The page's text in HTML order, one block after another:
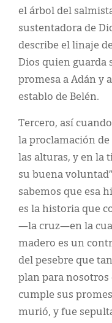
el árbol del
sustentadora de
describe el linaje
Dios quien guarda
promesa a Adán y
establo de Belén.
Tercero, así
la proclamación de
las alturas, y en la
su buena
sabemos que esa
es la historia que
—la cruz—en la
madero es un
del pesebre que
plan para
cumple sus
murió, y fue